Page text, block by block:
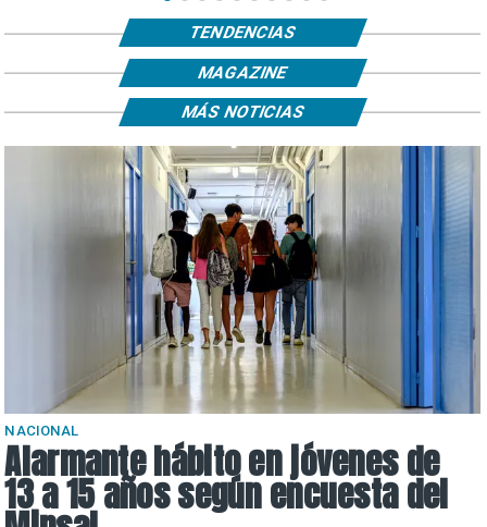
TENDENCIAS
MAGAZINE
NACIONAL
Alarmante hábito en jóvenes de
13 a 15 años según encuesta del
MÁS NOTICIAS